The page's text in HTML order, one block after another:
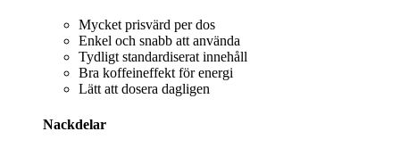
Mycket prisvärd per dos
Enkel och snabb att använda
Tydligt standardiserat innehåll
Bra koffeineffekt för energi
Lätt att dosera dagligen
Nackdelar